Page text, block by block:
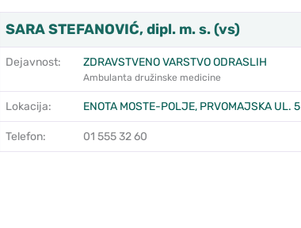
SARA STEFANOVIĆ, dipl. m. s. (vs)
Dejavnost: ZDRAVSTVENO VARSTVO ODRASLIH
Ambulanta družinske medicine
Lokacija: ENOTA MOSTE-POLJE, PRVOMAJSKA UL. 5
Telefon: 01 555 32 60